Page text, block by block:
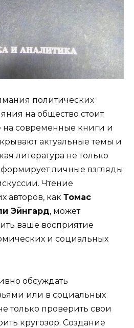
политических
на общество стоит
на современные книги и
актуальные темы и
литература не только
личные взгляды
Чтение
авторов, как Томас
Эйнгард, может
ваше восприятие
и социальных
обсуждать
или в социальных
только проверить свои
кругозор. Создание